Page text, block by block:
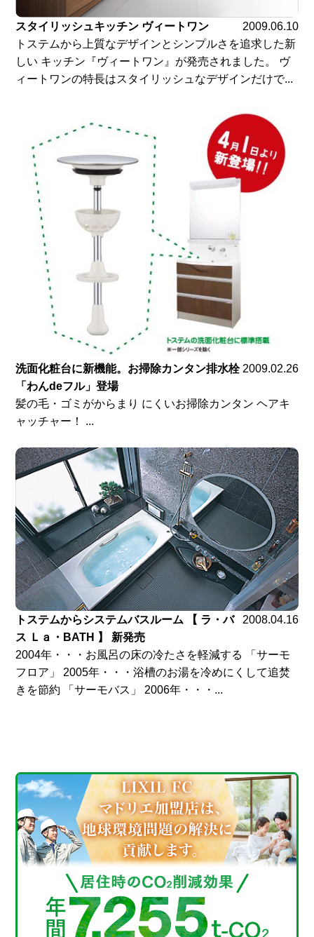
スタイリッシュキッチン ヴィートワン
2009.06.10
トステムから上質なデザインとシンプルさを追求した新
しい キッチン『ヴィートワン』が発売されました。 ヴ
ィートワンの特長はスタイリッシュなデザインだけで...
洗面化粧台に新機能。お掃除カンタン排水栓
「わんdeフル」登場
2009.02.26
髪の毛・ゴミがからまり にくいお掃除カンタン ヘアキ
ャッチャー！ ...
トステムからシステムバスルーム 【 ラ・バ
ス Ｌａ・BATH 】 新発売
2008.04.16
2004年・・・お風呂の床の冷たさを軽減する 「サーモ
フロア」 2005年・・・浴槽のお湯を冷めにくして追焚
きを節約 「サーモバス」 2006年・・・...